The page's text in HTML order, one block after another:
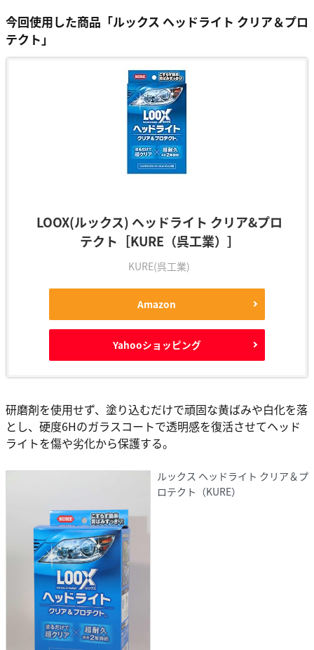
今回使用した商品 「ルックス ヘッドライト クリア＆プロ
テクト」
LOOX(ルックス) ヘッドライト クリア&プロ
テクト［KURE（呉工業）］
KURE(呉工業)
Amazon
Yahooショッピング
研磨剤を使用せず、塗り込むだけで頑固な黄ばみや白化を落
とし、硬度6Hのガラスコートで透明感を復活させてヘッド
ライトを傷や劣化から保護する。
ルックス ヘッドライト クリア＆プ
ロテクト（KURE）